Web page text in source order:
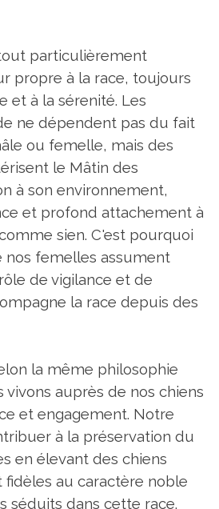
particulièrement
propre à la race, toujours
et à la sérenité. Les
ne dépendent pas du fait
ou femelle, mais des
le Mâtin des
à son environnement,
et profond attachement à
sien. C'est pourquoi
nos femelles assument
de vigilance et de
la race depuis des
la même philosophie
vivons auprès de nos chiens
et engagement. Notre
à la préservation du
en élevant des chiens
fidèles au caractère noble
séduits dans cette race.